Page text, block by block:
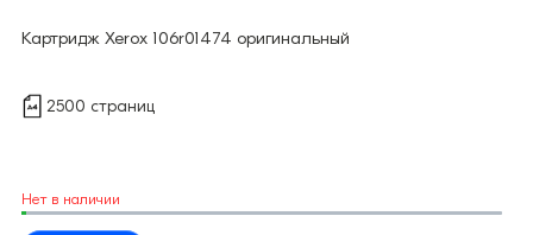
Картридж Xerox 106r01474 оригинальный
2500 страниц
Нет в наличии